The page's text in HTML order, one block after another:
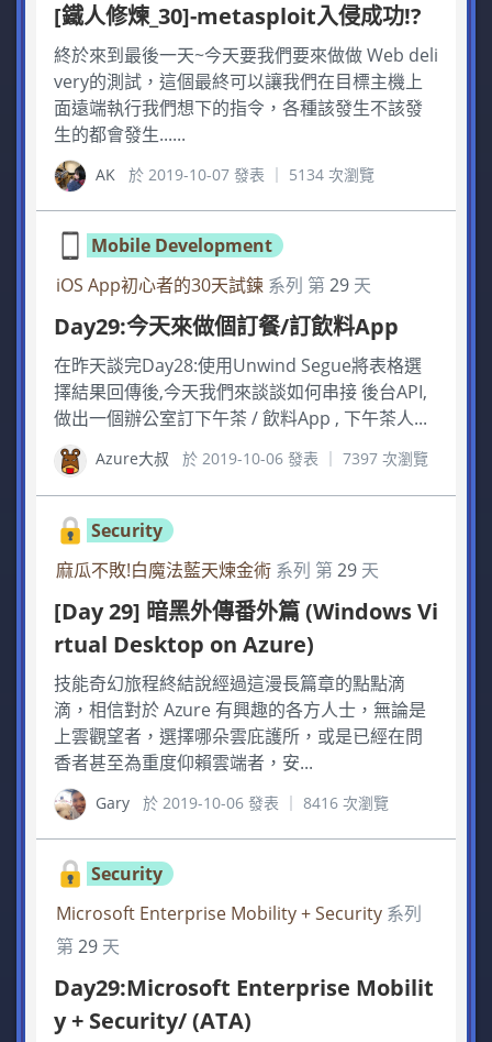
[鐵人修煉_30]-metasploit入侵成功!?
終於來到最後一天~今天要我們要來做做 Web deli
very的測試，這個最終可以讓我們在目標主機上
面遠端執行我們想下的指令，各種該發生不該發
生的都會發生......
AK 於 2019-10-07 發表 ｜ 5134 次瀏覽
Mobile Development
iOS App初心者的30天試鍊 系列 第29 天
Day29:今天來做個訂餐/訂飲料App
在昨天談完Day28:使用Unwind Segue將表格選
擇結果回傳後,今天我們來談談如何串接 後台API,
做出一個辦公室訂下午茶 / 飲料App , 下午茶人...
Azure大叔 於 2019-10-06 發表 ｜ 7397 次瀏覽
Security
麻瓜不敗!白魔法藍天煉金術 系列 第29 天
[Day 29] 暗黑外傳番外篇 (Windows Vi
rtual Desktop on Azure)
技能奇幻旅程終結說經過這漫長篇章的點點滴
滴，相信對於 Azure 有興趣的各方人士，無論是
上雲觀望者，選擇哪朵雲庇護所，或是已經在問
香者甚至為重度仰賴雲端者，安...
Gary 於 2019-10-06 發表 ｜ 8416 次瀏覽
Security
Microsoft Enterprise Mobility + Security 系列
第29 天
Day29:Microsoft Enterprise Mobilit
y + Security/ (ATA)